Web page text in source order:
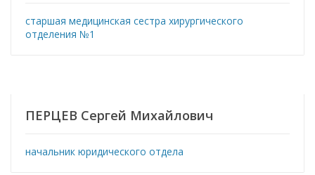
старшая медицинская сестра хирургического
отделения №1
ПЕРЦЕВ Сергей Михайлович
начальник юридического отдела